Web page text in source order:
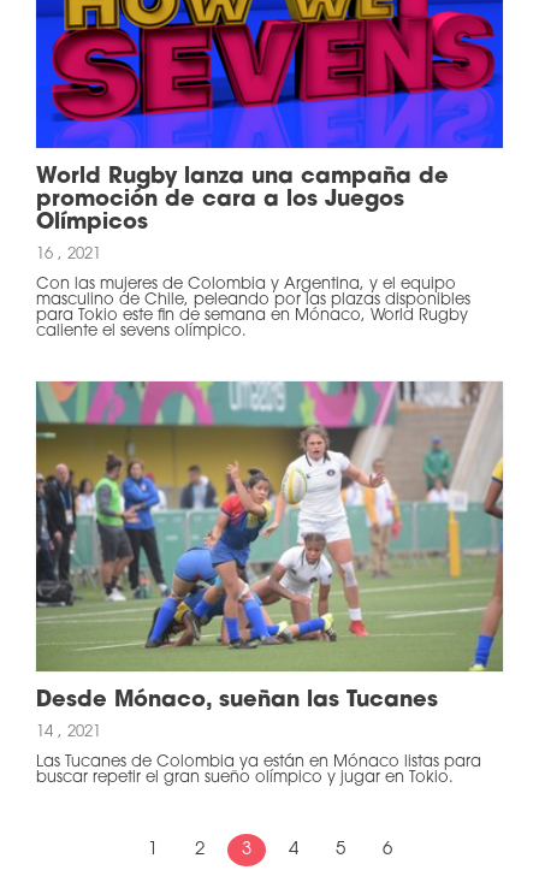
World Rugby lanza una campaña de
promoción de cara a los Juegos
Olímpicos
16 , 2021
Con las mujeres de Colombia y Argentina, y el equipo
masculino de Chile, peleando por las plazas disponibles
para Tokio este fin de semana en Mónaco, World Rugby
caliente el sevens olímpico.
Desde Mónaco, sueñan las Tucanes
14 , 2021
Las Tucanes de Colombia ya están en Mónaco listas para
buscar repetir el gran sueño olímpico y jugar en Tokio.
2 3 4 5 6